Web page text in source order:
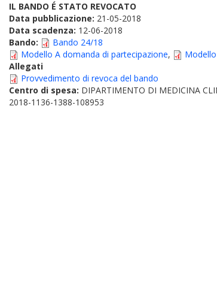
IL BANDO É STATO REVOCATO
Data pubblicazione: 21-05-2018
Data scadenza: 12-06-2018
Bando:
Bando 24/18
Modello A domanda di partecipazione,
Allegati
Provvedimento di revoca del bando
Centro di spesa: DIPARTIMENTO DI MEDICINA
2018-1136-1388-108953